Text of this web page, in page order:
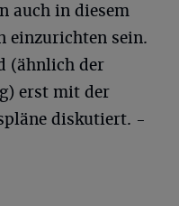
auch in diesem
einzurichten sein.
(ähnlich der
erst mit der
diskutiert. -